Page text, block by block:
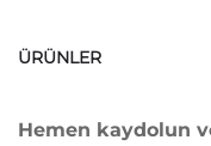
ÜRÜNLER
Hemen kaydolun